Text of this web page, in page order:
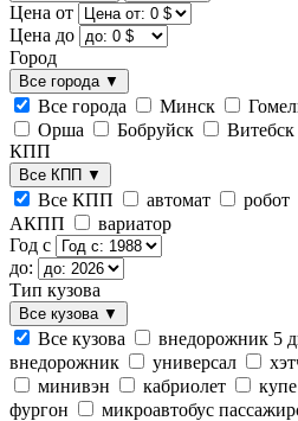
Цена от
Цена до
Город
Все города ▼
Все города Минск
Орша
Бобруйск
Витебск
КПП
Все КПП ▼
Все КПП автомат робот
АКПП
вариатор
Год с
до:
Тип кузова
Все кузова ▼
Все кузова внедорожник 5
внедорожник
универсал
минивэн
кабриолет купе
фургон
микроавтобус